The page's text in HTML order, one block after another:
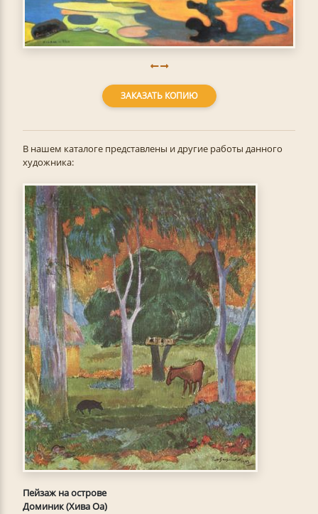
ЗАКАЗАТЬ КОПИЮ
В нашем каталоге представлены и другие работы данного
художника:
Пейзаж на острове
Доминик (Хива Оа)